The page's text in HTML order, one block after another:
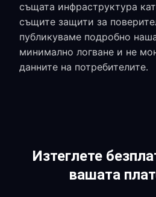
същата инфраструктура
същите защити за
публикуваме подробно
минимално логване и не
данните на потребителите.
Изтеглете
вашата